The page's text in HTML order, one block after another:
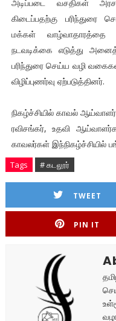
அடிப்படை வசதிகள்
கிடைப்பதற்கு பரிந்துரை
மக்கள் வாழ்வாதாரத்தை
நடவடிக்கை எடுத்து
பரிந்துரை செய்ய வழி
விழிப்புணர்வு ஏற்படுத்தினர்.
நிகழ்ச்சியில் காவல்
ரவிசங்கர், உதவி
காவலர்கள் இந்நிகழ்ச்சியில்
Tags # கடலூர்
TWEET
PIN IT